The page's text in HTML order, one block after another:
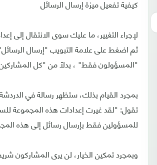
كيفية تفعيل ميزة إرسال الرسائل
لإجراء التغيير، ما عليك سوى الانتقال إلى
ثم اضغط على علامة التبويب "إرسال
"المسؤولون فقط" ، بدلاً من "كل
بمجرد القيام بذلك، ستظهر رسالة في
تقول: "لقد غيرت إعدادات هذه المجموعة
للمسؤولين فقط بإرسال رسائل إلى هذه
وبمجرد تمكين الخيار، لن يرى المشاركون